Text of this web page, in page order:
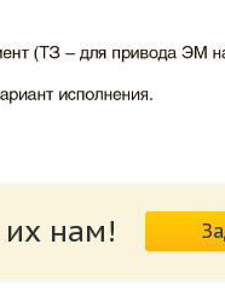
их нам!